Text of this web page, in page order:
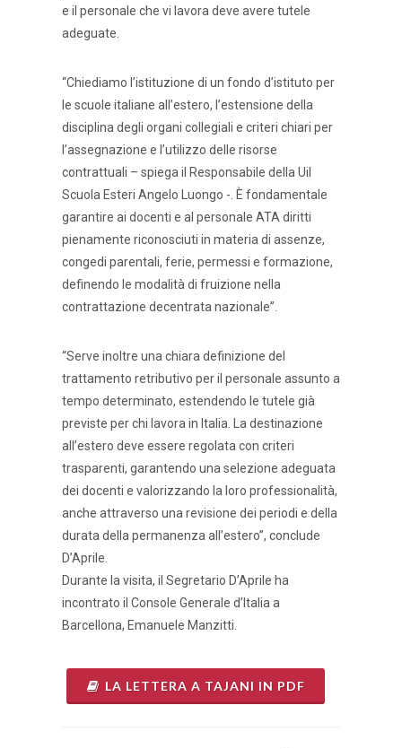
e il personale che vi lavora deve avere tutele
adeguate.
“Chiediamo l’istituzione di un fondo d’istituto per
le scuole italiane all’estero, l’estensione della
disciplina degli organi collegiali e criteri chiari per
l’assegnazione e l’utilizzo delle risorse
contrattuali – spiega il Responsabile della Uil
Scuola Esteri Angelo Luongo -. È fondamentale
garantire ai docenti e al personale ATA diritti
pienamente riconosciuti in materia di assenze,
congedi parentali, ferie, permessi e formazione,
definendo le modalità di fruizione nella
contrattazione decentrata nazionale”.
“Serve inoltre una chiara definizione del
trattamento retributivo per il personale assunto a
tempo determinato, estendendo le tutele già
previste per chi lavora in Italia. La destinazione
all’estero deve essere regolata con criteri
trasparenti, garantendo una selezione adeguata
dei docenti e valorizzando la loro professionalità,
anche attraverso una revisione dei periodi e della
durata della permanenza all’estero”, conclude
D’Aprile.
Durante la visita, il Segretario D’Aprile ha
incontrato il Console Generale d’Italia a
Barcellona, Emanuele Manzitti.
LA LETTERA A TAJANI IN PDF